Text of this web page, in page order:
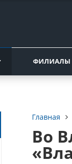
ФИЛИАЛЫ
Главная
Во